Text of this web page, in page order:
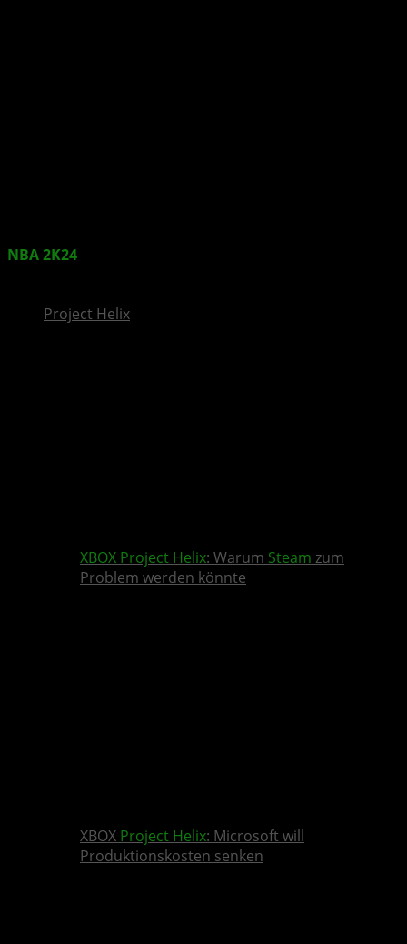
NBA 2K24
Project Helix
XBOX Project Helix: Warum Steam zum
Problem werden könnte
XBOX Project Helix: Microsoft will
Produktionskosten senken